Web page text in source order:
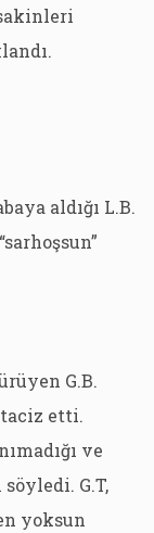
aldığı L.B.
G.B.
etti.
ve
G.T,
yoksun